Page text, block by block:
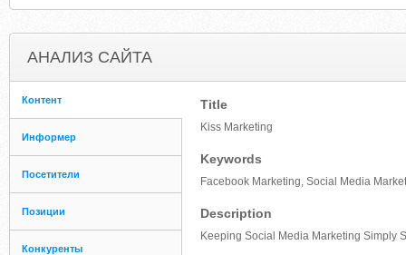
АНАЛИЗ САЙТА
Контент
Информер
Посетители
Позиции
Конкуренты
Title
Kiss Marketing
Keywords
Facebook Marketing, Social Media
Description
Keeping Social Media Marketing Simply